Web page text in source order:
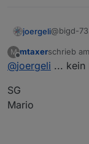
joergeli@bigd-73
anderen
Sorry,
Jörg
M
Offline
mtaxerschrieb am
zuletzt
@joergeli ... kein
SG
Mario